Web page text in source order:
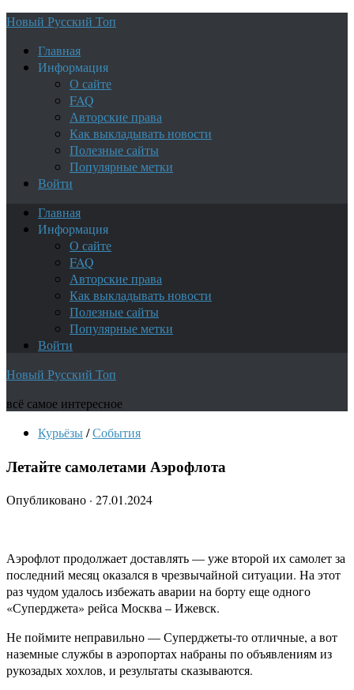
Новый Русский Топ
Главная
Информация
О сайте
FAQ
Авторские права
Как выкладывать новости
Полезные сайты
Популярные метки
Войти
Главная
Информация
О сайте
FAQ
Авторские права
Как выкладывать новости
Полезные сайты
Популярные метки
Войти
Новый Русский Топ
всё самое интересное
Курьёзы/События
Летайте самолетами Аэрофлота
Опубликовано · 27.01.2024
Аэрофлот продолжает доставлять — уже второй их самолет за
последний месяц оказался в чрезвычайной ситуации. На этот
раз чудом удалось избежать аварии на борту еще одного
«Суперджета» рейса Москва – Ижевск.
Не поймите неправильно — Суперджеты-то отличные, а вот
наземные службы в аэропортах набраны по объявлениям из
рукозадых хохлов, и результаты сказываются.